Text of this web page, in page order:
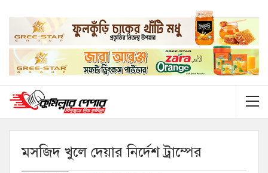
মসজিদ খুলে দেয়ার নির্দেশ ট্রাম্পের